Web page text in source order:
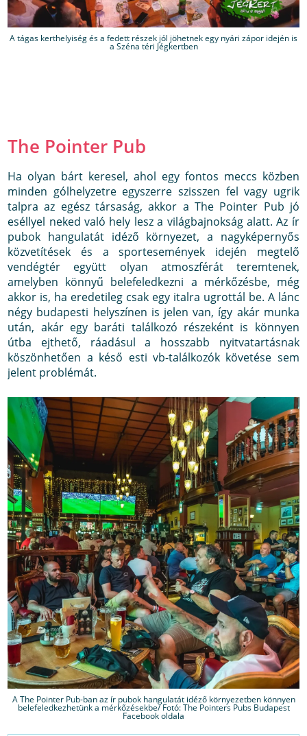
A tágas kerthelyiség és a fedett részek jól jöhetnek egy nyári zápor idején is
a Széna téri Jégkertben
The Pointer Pub
Ha olyan bárt keresel, ahol egy fontos meccs közben
minden gólhelyzetre egyszerre szisszen fel vagy ugrik
talpra az egész társaság, akkor a The Pointer Pub jó
eséllyel neked való hely lesz a világbajnokság alatt. Az ír
pubok hangulatát idéző környezet, a nagyképernyős
közvetítések és a sportesemények idején megtelő
vendégtér együtt olyan atmoszférát teremtenek,
amelyben könnyű belefeledkezni a mérkőzésbe, még
akkor is, ha eredetileg csak egy italra ugrottál be. A lánc
négy budapesti helyszínen is jelen van, így akár munka
után, akár egy baráti találkozó részeként is könnyen
útba ejthető, ráadásul a hosszabb nyitvatartásnak
köszönhetően a késő esti vb-találkozók követése sem
jelent problémát.
A The Pointer Pub-ban az ír pubok hangulatát idéző környezetben könnyen
belefeledkezhetünk a mérkőzésekbe/ Fotó: The Pointers Pubs Budapest
Facebook oldala